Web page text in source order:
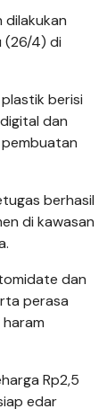
dilakukan
(26/4) di
berisi
dan
berhasil
di kawasan
dan
perasa
Rp2,5
edar